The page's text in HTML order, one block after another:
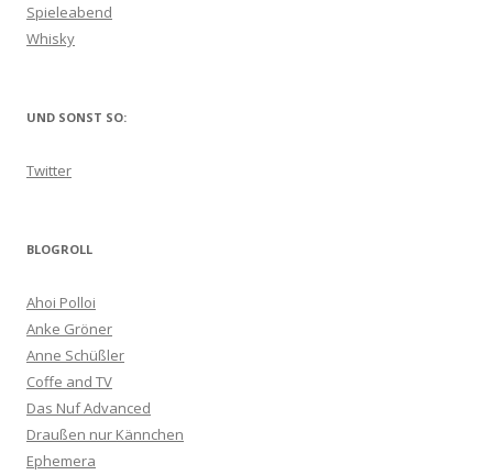
Spieleabend
Whisky
UND SONST SO:
Twitter
BLOGROLL
Ahoi Polloi
Anke Gröner
Anne Schüßler
Coffe and TV
Das Nuf Advanced
Draußen nur Kännchen
Ephemera